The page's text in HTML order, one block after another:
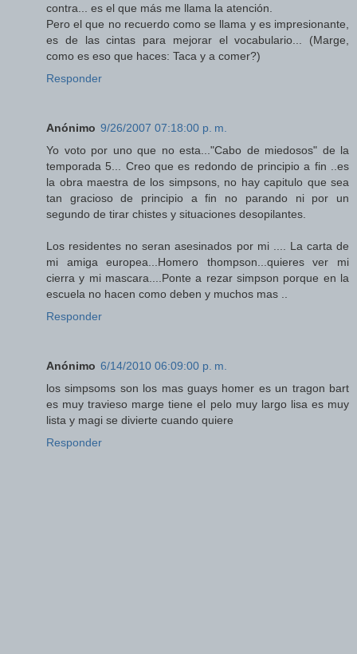
contra... es el que más me llama la atención.
Pero el que no recuerdo como se llama y es impresionante,
es de las cintas para mejorar el vocabulario... (Marge,
como es eso que haces: Taca y a comer?)
Responder
Anónimo 9/26/2007 07:18:00 p. m.
Yo voto por uno que no esta..."Cabo de miedosos" de la
temporada 5... Creo que es redondo de principio a fin ..es
la obra maestra de los simpsons, no hay capitulo que sea
tan gracioso de principio a fin no parando ni por un
segundo de tirar chistes y situaciones desopilantes.
Los residentes no seran asesinados por mi .... La carta de
mi amiga europea...Homero thompson...quieres ver mi
cierra y mi mascara....Ponte a rezar simpson porque en la
escuela no hacen como deben y muchos mas ..
Responder
Anónimo 6/14/2010 06:09:00 p. m.
los simpsoms son los mas guays homer es un tragon bart
es muy travieso marge tiene el pelo muy largo lisa es muy
lista y magi se divierte cuando quiere
Responder